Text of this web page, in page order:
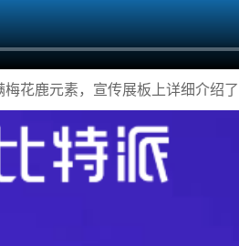
梅花鹿元素，宣传展板上详细介绍